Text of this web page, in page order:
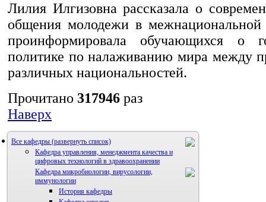
Лилия Илгизовна рассказала о
общения молодежи в межнациональной
проинформировала обучающихся о
политике по налаживанию мира между
различных национальностей.
Прочитано 317946 раз
Наверх
Все кафедры
Кафедра управления, менеджмента качества и
цифровых технологий в здравоохранении
Кафедра микробиологии, вирусологии,
иммунологии
История кафедры